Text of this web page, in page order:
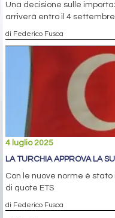
Una decisione sulle
arriverà entro il 4
di Federico Fusca
4 luglio 2025
LA TURCHIA APPROVA LA
Con le nuove norme è
di quote ETS
di Federico Fusca